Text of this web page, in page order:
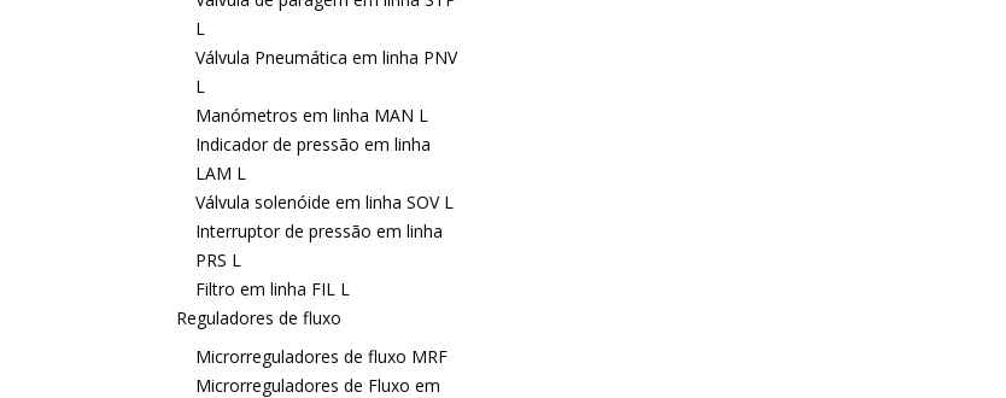
L
Válvula Pneumática em linha PNV
L
Manómetros em linha MAN L
Indicador de pressão em linha
LAM L
Válvula solenóide em linha SOV L
Interruptor de pressão em linha
PRS L
Filtro em linha FIL L
Reguladores de fluxo
Microrreguladores de fluxo MRF
Microrreguladores de Fluxo em